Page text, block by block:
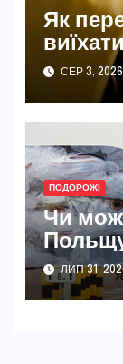
Як
СЕР 3, 2026
ПОДОРОЖІ
Чи
ЛИП 31,